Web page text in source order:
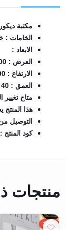
تسجيل
الدخول
اشترك
الآن
مكتبة ديكور
الخامات
الابعاد :
العرض : 200 سم
الارتفاع : 200 سم
العمق : 40 سم
متاح تغيير
هذا
التوصيل من 15 إلى 20 يوم
كود المنتج :
منتجات
10%